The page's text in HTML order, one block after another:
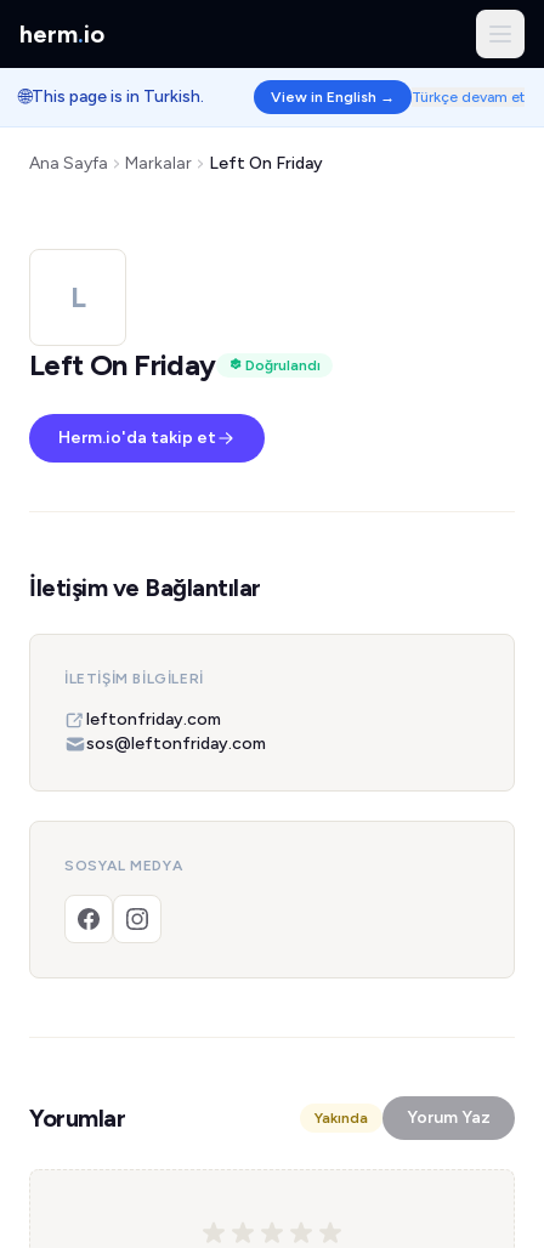
herm.io
🌐This page is in Turkish. View in English → Türkçe devam et
Ana Sayfa Markalar Left On Friday
L
Left On Friday
Doğrulandı
Herm.io'da takip et
İletişim ve Bağlantılar
İLETIŞIM BILGILERI
leftonfriday.com
sos@leftonfriday.com
SOSYAL MEDYA
Yorumlar Yakında Yorum Yaz